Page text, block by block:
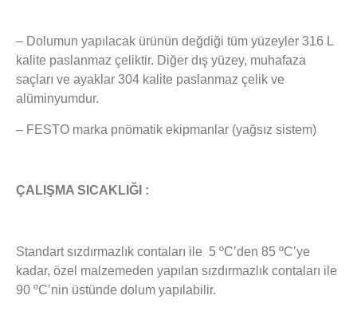
– Dolumun yapılacak ürünün değdiği tüm yüzeyler 316 L
kalite paslanmaz çeliktir. Diğer dış yüzey, muhafaza
saçları ve ayaklar 304 kalite paslanmaz çelik ve
alüminyumdur.
– FESTO marka pnömatik ekipmanlar (yağsız sistem)
ÇALIŞMA SICAKLIĞI :
Standart sızdırmazlık contaları ile 5 ºC’den 85 ºC’ye
kadar, özel malzemeden yapılan sızdırmazlık contaları ile
90 ºC’nin üstünde dolum yapılabilir.